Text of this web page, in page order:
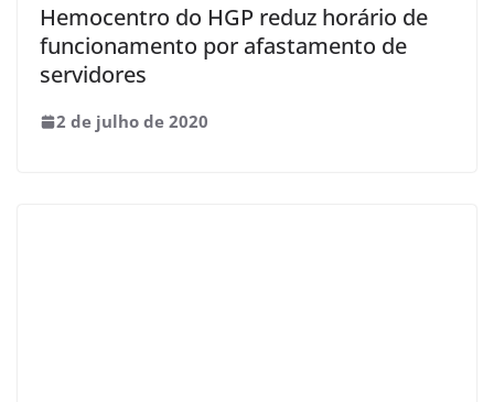
Hemocentro do HGP reduz horário de
funcionamento por afastamento de
servidores
2 de julho de 2020